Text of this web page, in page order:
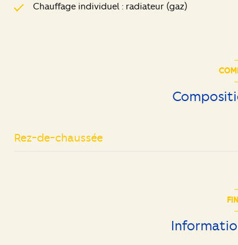
Chauffage individuel : radiateur (gaz)
Rez-de-chaussée